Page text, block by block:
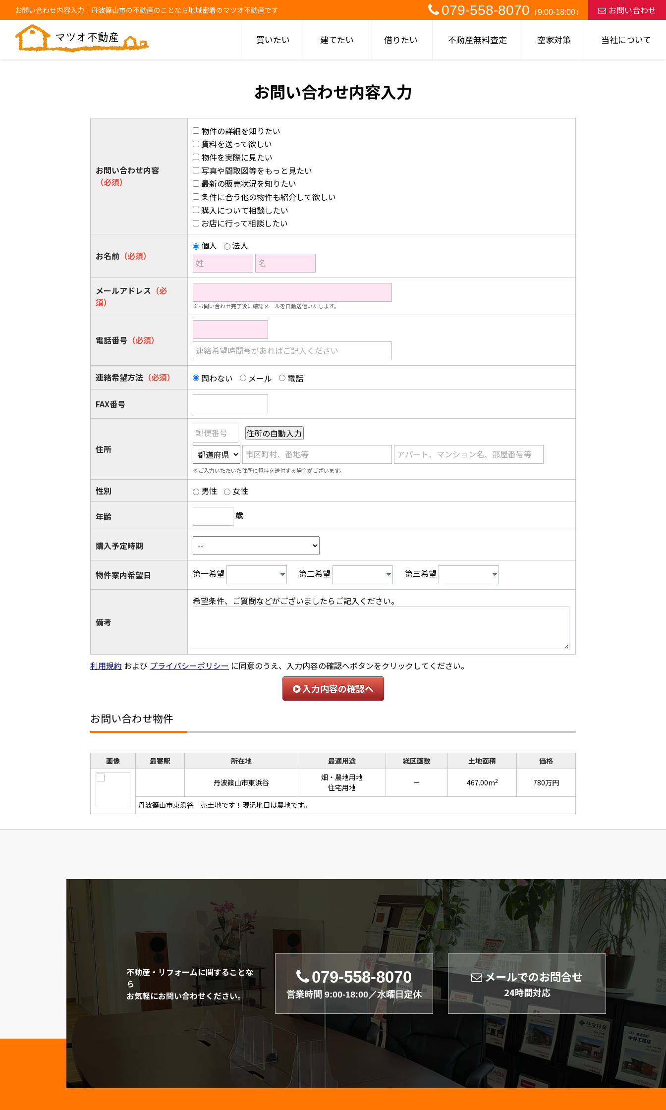
お問い合わせ内容入力｜丹波篠山市の不動産のことなら地域密着のマツオ不動産です 079-558-8070 （9:00-18:00） お問い合わせ
買いたい 建てたい 借りたい 不動産無料査定 空家対策 当社について
お問い合わせ内容入力
お問い合わせ内容
（必須）
物件の詳細を知りたい
資料を送って欲しい
物件を実際に見たい
写真や間取図等をもっと見たい
最新の販売状況を知りたい
条件に合う他の物件も紹介して欲しい
購入について相談したい
お店に行って相談したい
お名前 （必須）
個人
法人
姓
名
メールアドレス （必
須）
※お問い合わせ完了後に確認メールを自動送信いたします。
電話番号 （必須）
連絡希望時間帯があればご記入ください
連絡希望方法 （必須） 問わない メール 電話
FAX番号
住所
郵便番号
市区町村、番地等
アパート、マンション名、部屋番号等
※ご入力いただいた住所に資料を送付する場合がございます。
性別 男性 女性
年齢 歳
購入予定時期
物件案内希望日 第一希望 第二希望 第三希望
備考
希望条件、ご質問などがございましたらご記入ください。
利用規約 および プライバシーポリシー に同意のうえ、入力内容の確認へボタンをクリックしてください。
入力内容の確認へ
お問い合わせ物件
画像 最寄駅 所在地 最適用途 総区画数 土地面積 価格
丹波篠山市東浜谷
畑・農地用地
住宅用地
－ 467.00m2 780万円
丹波篠山市東浜谷 売土地です！現況地目は農地です。
不動産・リフォームに関することな
ら
お気軽にお問い合わせください。
079-558-8070
営業時間 9:00-18:00／水曜日定休
メールでのお問合せ
24時間対応